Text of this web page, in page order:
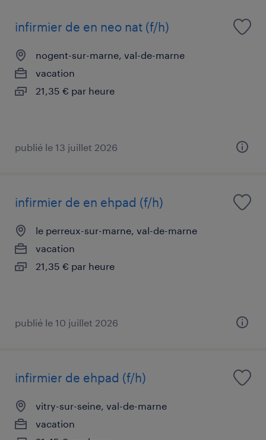
infirmier de en neo nat (f/h)
nogent-sur-marne, val-de-marne
vacation
21,35 € par heure
publié le 13 juillet 2026
infirmier de en ehpad (f/h)
le perreux-sur-marne, val-de-marne
vacation
21,35 € par heure
publié le 10 juillet 2026
infirmier de ehpad (f/h)
vitry-sur-seine, val-de-marne
vacation